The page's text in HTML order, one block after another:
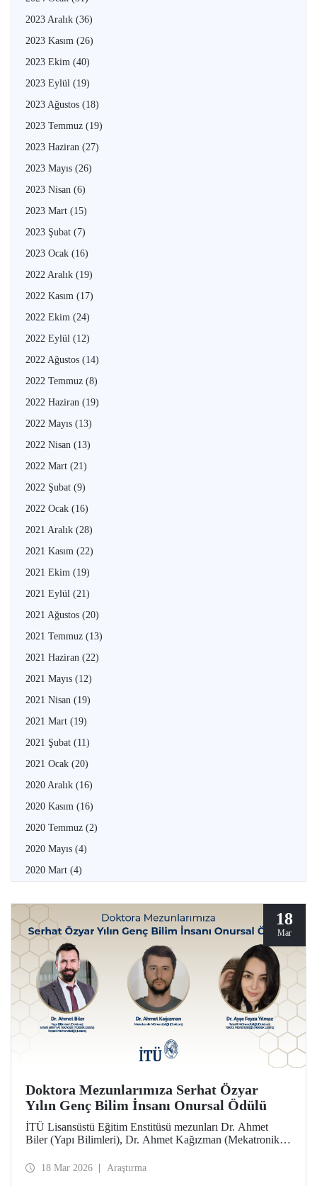
2023 Aralık (36)
2023 Kasım (26)
2023 Ekim (40)
2023 Eylül (19)
2023 Ağustos (18)
2023 Temmuz (19)
2023 Haziran (27)
2023 Mayıs (26)
2023 Nisan (6)
2023 Mart (15)
2023 Şubat (7)
2023 Ocak (16)
2022 Aralık (19)
2022 Kasım (17)
2022 Ekim (24)
2022 Eylül (12)
2022 Ağustos (14)
2022 Temmuz (8)
2022 Haziran (19)
2022 Mayıs (13)
2022 Nisan (13)
2022 Mart (21)
2022 Şubat (9)
2022 Ocak (16)
2021 Aralık (28)
2021 Kasım (22)
2021 Ekim (19)
2021 Eylül (21)
2021 Ağustos (20)
2021 Temmuz (13)
2021 Haziran (22)
2021 Mayıs (12)
2021 Nisan (19)
2021 Mart (19)
2021 Şubat (11)
2021 Ocak (20)
2020 Aralık (16)
2020 Kasım (16)
2020 Temmuz (2)
2020 Mayıs (4)
2020 Mart (4)
18
Mar
Doktora Mezunlarımıza Serhat Özyar
Yılın Genç Bilim İnsanı Onursal Ödülü
İTÜ Lisansüstü Eğitim Enstitüsü mezunları Dr. Ahmet
Biler (Yapı Bilimleri), Dr. Ahmet Kağızman (Mekatronik
Mühendisliği) doktora tezleri kapsamındaki çalışmalarıyla
18 Mar 2026 Araştırma